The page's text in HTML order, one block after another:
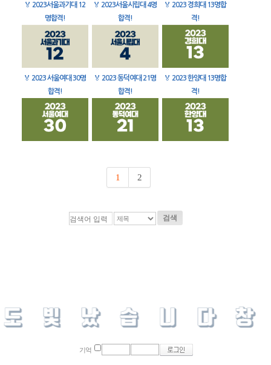
🏅 2023서울과기대 12
명합격!
🏅 2023서울시립대 4명
합격!
🏅 2023 경희대 13명합
격!
🏅 2023 서울여대 30명
합격!
🏅 2023 동덕여대 21명
합격!
🏅 2023 한양대 13명합
격!
1 2
검색
기억